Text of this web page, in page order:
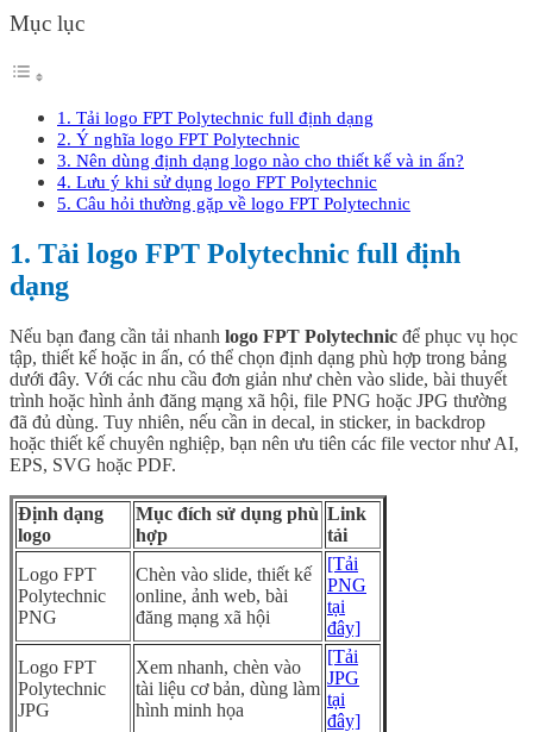
Mục lục
1. Tải logo FPT Polytechnic full định dạng
2. Ý nghĩa logo FPT Polytechnic
3. Nên dùng định dạng logo nào cho thiết kế và in ấn?
4. Lưu ý khi sử dụng logo FPT Polytechnic
5. Câu hỏi thường gặp về logo FPT Polytechnic
1. Tải logo FPT Polytechnic full định
dạng
Nếu bạn đang cần tải nhanh logo FPT Polytechnic để phục vụ học
tập, thiết kế hoặc in ấn, có thể chọn định dạng phù hợp trong bảng
dưới đây. Với các nhu cầu đơn giản như chèn vào slide, bài thuyết
trình hoặc hình ảnh đăng mạng xã hội, file PNG hoặc JPG thường
đã đủ dùng. Tuy nhiên, nếu cần in decal, in sticker, in backdrop
hoặc thiết kế chuyên nghiệp, bạn nên ưu tiên các file vector như AI,
EPS, SVG hoặc PDF.
Định dạng
logo
Mục đích sử dụng phù
hợp
Link
tải
Logo FPT
Polytechnic
PNG
Chèn vào slide, thiết kế
online, ảnh web, bài
đăng mạng xã hội
[Tải
PNG
tại
đây]
Logo FPT
Polytechnic
JPG
Xem nhanh, chèn vào
tài liệu cơ bản, dùng làm
hình minh họa
[Tải
JPG
tại
đây]